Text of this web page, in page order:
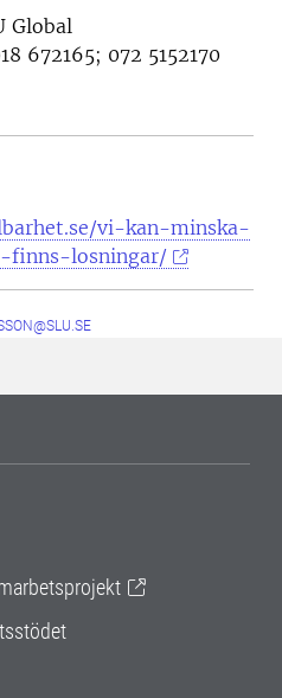
Global
672165; 072 5152170
vi-kan-minska-
finns-losningar/